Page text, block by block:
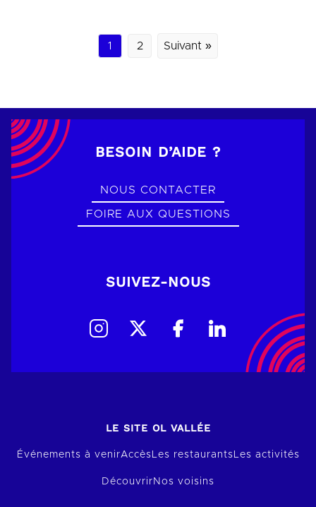
1 2 Suivant »
BESOIN D’AIDE ?
NOUS CONTACTER
FOIRE AUX QUESTIONS
SUIVEZ-NOUS
LE SITE OL VALLÉE
Événements à venirAccèsLes restaurantsLes activités
Découvrir Nos voisins